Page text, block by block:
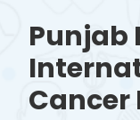
Punjab
Cancer